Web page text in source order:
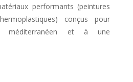
performants (peintures
conçus pour
méditerranéen et à une